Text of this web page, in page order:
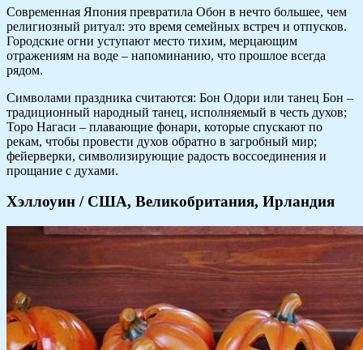
Современная Япония превратила Обон в нечто большее, чем
религиозный ритуал: это время семейных встреч и отпусков.
Городские огни уступают место тихим, мерцающим
отражениям на воде – напоминанию, что прошлое всегда
рядом.
Символами праздника считаются: Бон Одори или танец Бон –
традиционный народный танец, исполняемый в честь духов;
Торо Нагаси – плавающие фонари, которые спускают по
рекам, чтобы провести духов обратно в загробный мир;
фейерверки, символизирующие радость воссоединения и
прощание с духами.
Хэллоуин / США, Великобритания, Ирландия